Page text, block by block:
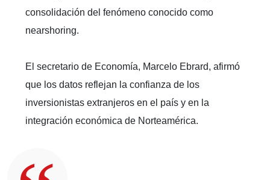
consolidación del fenómeno conocido como
nearshoring.
El secretario de Economía, Marcelo Ebrard, afirmó
que los datos reflejan la confianza de los
inversionistas extranjeros en el país y en la
integración económica de Norteamérica.